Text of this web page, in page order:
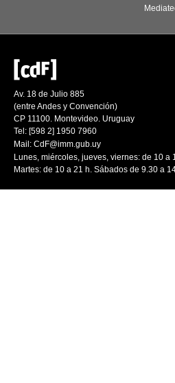
Av. 18 de Julio 885
(entre Andes y Convención)
CP 11100. Montevideo. Uruguay
Tel: [598 2] 1950 7960
Mail: CdF@imm.gub.uy
Lunes, miércoles, jueves, viernes: de 10 a
Martes: de 10 a 21 h. Sábados de 9.30 a